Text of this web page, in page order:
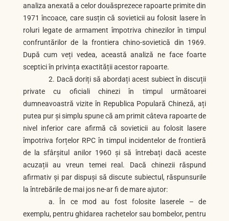
analiza anexată a celor douăsprezece rapoarte primite din
1971 încoace, care susțin că sovieticii au folosit lasere în
roluri legate de armament împotriva chinezilor în timpul
confruntărilor de la frontiera chino-sovietică din 1969.
După cum veți vedea, această analiză ne face foarte
sceptici în privința exactității acestor rapoarte.
2. Dacă doriți să abordați acest subiect în discuții
private cu oficiali chinezi în timpul următoarei
dumneavoastră vizite în Republica Populară Chineză, ați
putea pur și simplu spune că am primit câteva rapoarte de
nivel inferior care afirmă că sovieticii au folosit lasere
împotriva forțelor RPC în timpul incidentelor de frontieră
de la sfârșitul anilor 1960 și să întrebați dacă aceste
acuzații au vreun temei real. Dacă chinezii răspund
afirmativ și par dispuși să discute subiectul, răspunsurile
la întrebările de mai jos ne-ar fi de mare ajutor:
a. În ce mod au fost folosite laserele – de
exemplu, pentru ghidarea rachetelor sau bombelor, pentru